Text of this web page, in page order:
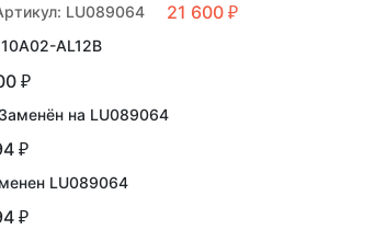
LU089064 21 600 ₽
AL12B
₽
на LU089064
₽
LU089064
₽